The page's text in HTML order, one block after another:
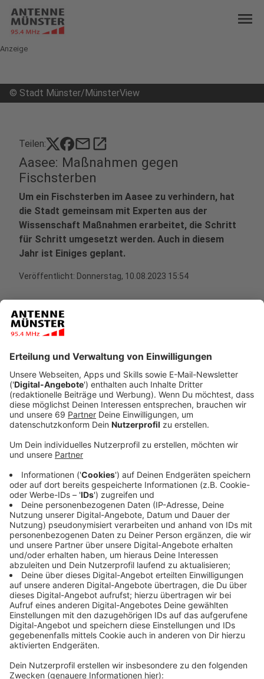
menu
Anzeige
© Stadt Münster/MünsterView
Teilen: mailopen_in_new
Aasee: Maßnahmen gegen
Fischsterben
Um ein Fischsterben im Aasee zu verhindern, hat
die Stadt gemeinsam mit Experten aus der
Wissenschaft Maßnahmen erarbeitet, die Schritt
für Schritt umgesetzt werden. Auch in diesem
Jahr ist Einiges geplant.
Veröffentlicht: Donnerstag, 10.08.2023 15:54
Anzeige
Mehr Sauerstoff am Seeboden
Anzeige
Neben den Belüftungsanlagen hat die Stadt vereinzelt
den Boden Anfang des Jahres mit Sauerstoff
versetzt. Die Umweltbehörde der Stadt Münster wies
im vergangenen Sommer kritische Sauerstoffdefizite
am Seegrund nach. Wenn die Sauerstoffbehandlung
Erfolg hat, soll sie an weiteren Abschnitten des
Aasees angewendet werden.
Anzeige
Der Starkregen in den vergangenen Tagen hat sich
positiv auf den Aasee ausgewirkt. Durch das viele
Wasser, dass in den Aasee geflossen ist, ist die
Algenkonzentration auf ein unkritisches Maß
gesunken. Die Belüfter auf dem Aasee hat die Stadt
daher am Dienstag (8.08.) vorerst außer Betrieb
genommen.
Anzeige